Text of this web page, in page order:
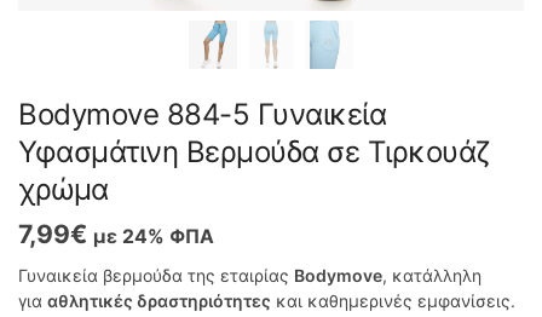
Bodymove 884-5 Γυναικεία
Υφασμάτινη Βερμούδα σε Τιρκουάζ
χρώμα
7,99€ με 24% ΦΠΑ
Γυναικεία βερμούδα της εταιρίας Bodymove, κατάλληλη
για αθλητικές δραστηριότητες και καθημερινές εμφανίσεις.